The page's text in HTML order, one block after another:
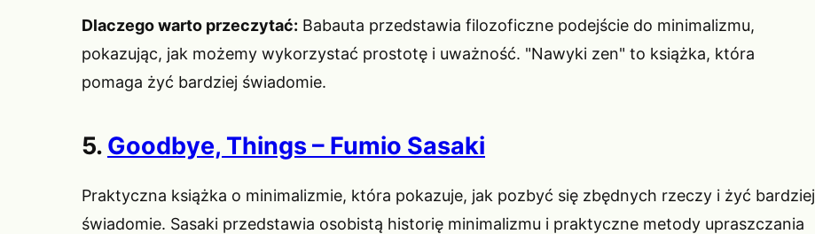
Dlaczego warto przeczytać: Babauta przedstawia filozoficzne podejście do minimalizmu,
pokazując, jak możemy wykorzystać prostotę i uważność. "Nawyki zen" to książka, która
pomaga żyć bardziej świadomie.
5. Goodbye, Things – Fumio Sasaki
Praktyczna książka o minimalizmie, która pokazuje, jak pozbyć się zbędnych rzeczy i żyć bardziej
świadomie. Sasaki przedstawia osobistą historię minimalizmu i praktyczne metody upraszczania